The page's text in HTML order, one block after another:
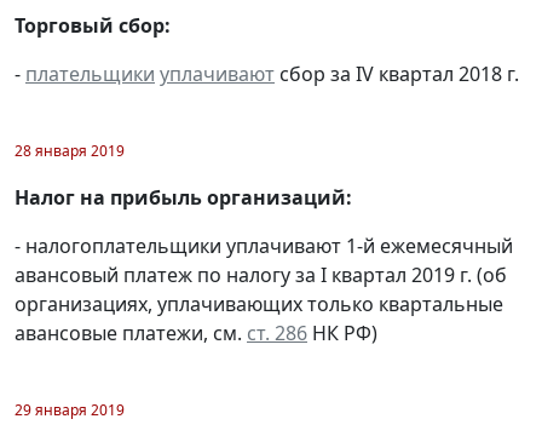
Торговый сбор:
- плательщики уплачивают сбор за IV квартал 2018 г.
28 января 2019
Налог на прибыль организаций:
- налогоплательщики уплачивают 1-й ежемесячный
авансовый платеж по налогу за I квартал 2019 г. (об
организациях, уплачивающих только квартальные
авансовые платежи, см. ст. 286 НК РФ)
29 января 2019